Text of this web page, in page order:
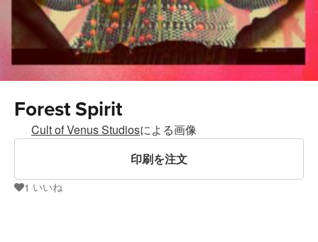
Forest Spirit
Cult of Venus Studiosによる画像
印刷を注文
1 いいね